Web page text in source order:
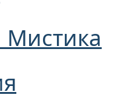
Мистика